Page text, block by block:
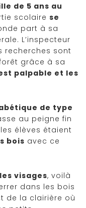
de 5 ans au
scolairese
part à sa
L’inspecteur
recherches sont
grâce à sa
palpable et les
de type
au peigne fin
élèves étaient
bois avec ce
visages, voilà
dans les bois
de la clairière où